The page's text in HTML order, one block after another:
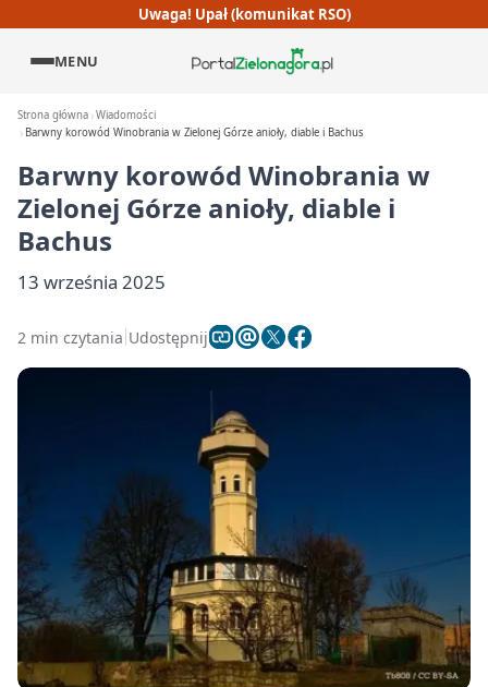
Uwaga! Upał (komunikat RSO)
MENU
Strona główna Wiadomości
Barwny korowód Winobrania w Zielonej Górze anioły, diable i Bachus
Barwny korowód Winobrania w
Zielonej Górze anioły, diable i
Bachus
13 września 2025
2 min czytania Udostępnij